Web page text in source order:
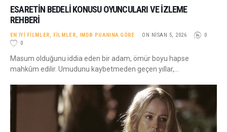
ESARETIN BEDELI KONUSU OYUNCULARI VE İZLEME
REHBERI
EN İYI FILMLER, FILMLER, IMDB PUANINA GÖRE ON NISAN 5, 2026
0
0
Masum olduğunu iddia eden bir adam, ömür boyu hapse
mahkûm edilir. Umudunu kaybetmeden geçen yıllar,…